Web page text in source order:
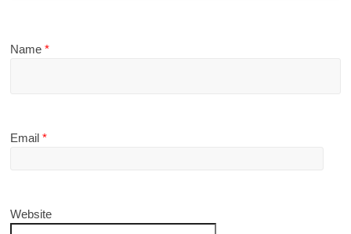
Name*
Email*
Website